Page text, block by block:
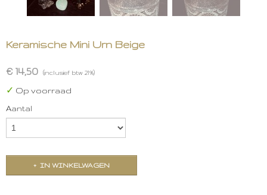
Keramische Mini Urn Beige
€ 14,50 (inclusief btw 21%)
✓ Op voorraad
Aantal
IN WINKELWAGEN